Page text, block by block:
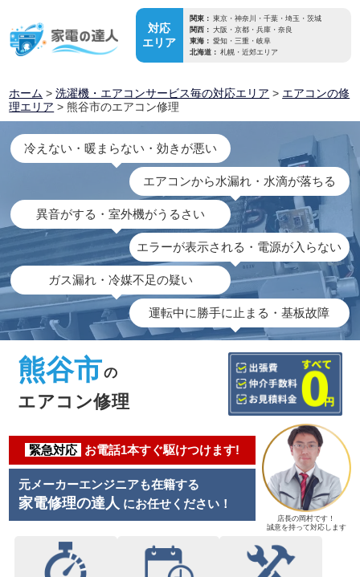
対応
エリア
関東： 東京・神奈川・千葉・埼玉・茨城
関西： 大阪・京都・兵庫・奈良
東海： 愛知・三重・岐阜
北海道： 札幌・近郊エリア
ホーム >洗濯機・エアコンサービス毎の対応エリア > エアコンの修
理エリア > 熊谷市のエアコン修理
冷えない・暖まらない・効きが悪い
エアコンから水漏れ・水滴が落ちる
異音がする・室外機がうるさい
エラーが表示される・電源が入らない
ガス漏れ・冷媒不足の疑い
運転中に勝手に止まる・基板故障
熊谷市の
エアコン修理
緊急対応 お電話1本すぐ駆けつけます!
元メーカーエンジニアも在籍する
家電修理の達人 にお任せください！
店長の岡村です！
誠意を持って対応します